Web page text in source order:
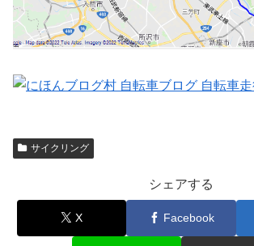
サイクリング
シェアする
X Facebook